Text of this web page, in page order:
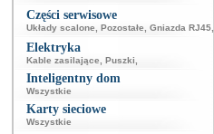
Części serwisowe
Układy scalone Pozostałe Gniazda RJ45
Elektryka
Kable zasilające Puszki
Inteligentny dom
Wszystkie
Karty sieciowe
Wszystkie